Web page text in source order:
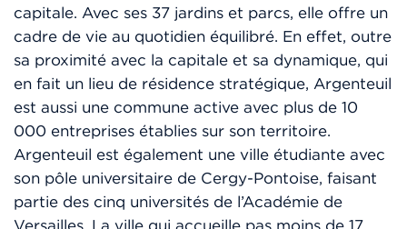
capitale. Avec ses 37 jardins et parcs, elle offre un
cadre de vie au quotidien équilibré. En effet, outre
sa proximité avec la capitale et sa dynamique, qui
en fait un lieu de résidence stratégique, Argenteuil
est aussi une commune active avec plus de 10
000 entreprises établies sur son territoire.
Argenteuil est également une ville étudiante avec
son pôle universitaire de Cergy-Pontoise, faisant
partie des cinq universités de l’Académie de